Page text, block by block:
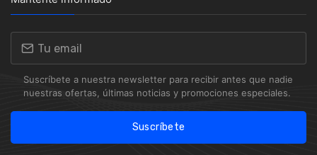
Suscríbete a nuestra newsletter para recibir antes que nadie
nuestras ofertas, últimas noticias y promociones especiales.
Suscríbete